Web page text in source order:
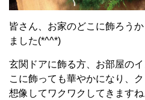
皆さん、お家のどこに飾ろう
ました(*^^*)
玄関ドアに飾る方、お部屋の
こに飾っても華やかになり、
想像してワクワクしてきますね